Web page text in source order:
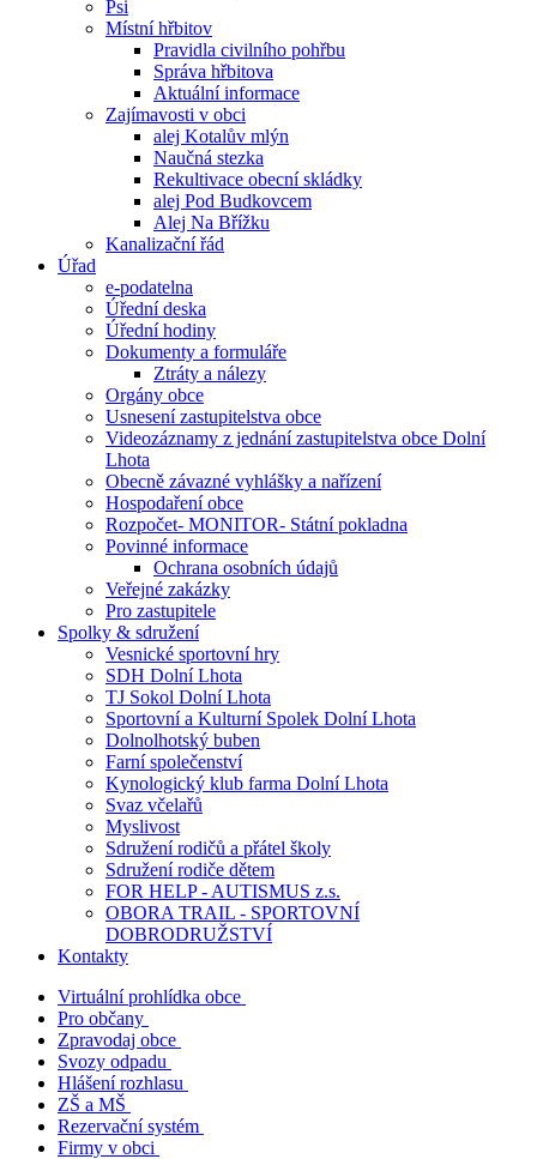
Psi
Místní hřbitov
Pravidla civilního pohřbu
Správa hřbitova
Aktuální informace
Zajímavosti v obci
alej Kotalův mlýn
Naučná stezka
Rekultivace obecní skládky
alej Pod Budkovcem
Alej Na Břížku
Kanalizační řád
Úřad
e-podatelna
Úřední deska
Úřední hodiny
Dokumenty a formuláře
Ztráty a nálezy
Orgány obce
Usnesení zastupitelstva obce
Videozáznamy z jednání zastupitelstva obce Dolní
Lhota
Obecně závazné vyhlášky a nařízení
Hospodaření obce
Rozpočet- MONITOR- Státní pokladna
Povinné informace
Ochrana osobních údajů
Veřejné zakázky
Pro zastupitele
Spolky & sdružení
Vesnické sportovní hry
SDH Dolní Lhota
TJ Sokol Dolní Lhota
Sportovní a Kulturní Spolek Dolní Lhota
Dolnolhotský buben
Farní společenství
Kynologický klub farma Dolní Lhota
Svaz včelařů
Myslivost
Sdružení rodičů a přátel školy
Sdružení rodiče dětem
FOR HELP - AUTISMUS z.s.
OBORA TRAIL - SPORTOVNÍ
DOBRODRUŽSTVÍ
Kontakty
Virtuální prohlídka obce
Pro občany
Zpravodaj obce
Svozy odpadu
Hlášení rozhlasu
ZŠ a MŠ
Rezervační systém
Firmy v obci